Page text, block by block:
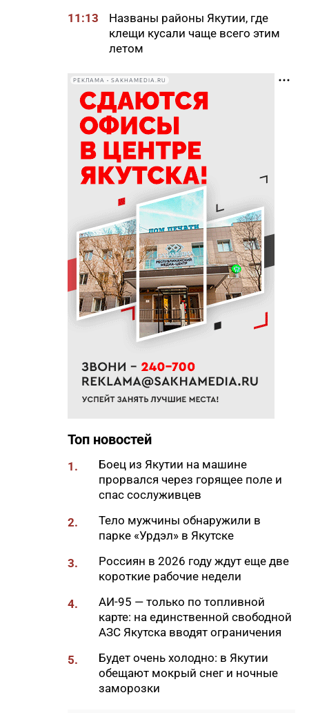
11:13
Названы районы Якутии, где
клещи кусали чаще всего этим
летом
которые могут снизить
будущую пенсию
11:00
«Моя новая семья»: Тургун и
Сайнаара ищут родителей
10:54
Школьники из Якутии
отправились на Северный
полюс с экспедицией
Росатома
10:42
В Якутии семь лесных
пожаров потушили за сутки
10:40
₽ В июне «Ленские высоты»
установили рекорд по
продажам
Определен порядок партий в
Госдуму
10:09
График и адреса
дороги «Нам» в Намском
районе
Корпоративного университета
АЛРОСА – среди лучших
безопасности России
менялась строительная
отрасль России
при падении с высоты погиб
мужчина
РЕКЛАМА • SAKHAMEDIA.RU
Топ новостей
1.
Боец из Якутии на машине
прорвался через горящее поле и
спас сослуживцев
2.
Тело мужчины обнаружили в
парке «Урдэл» в Якутске
3.
Россиян в 2026 году ждут еще две
короткие рабочие недели
4.
АИ-95 — только по топливной
карте: на единственной свободной
АЗС Якутска вводят ограничения
5.
Будет очень холодно: в Якутии
обещают мокрый снег и ночные
заморозки